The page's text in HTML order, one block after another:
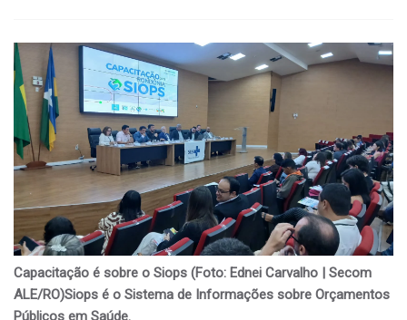
Capacitação é sobre o Siops (Foto: Ednei Carvalho | Secom
ALE/RO)Siops é o Sistema de Informações sobre Orçamentos
Públicos em Saúde.